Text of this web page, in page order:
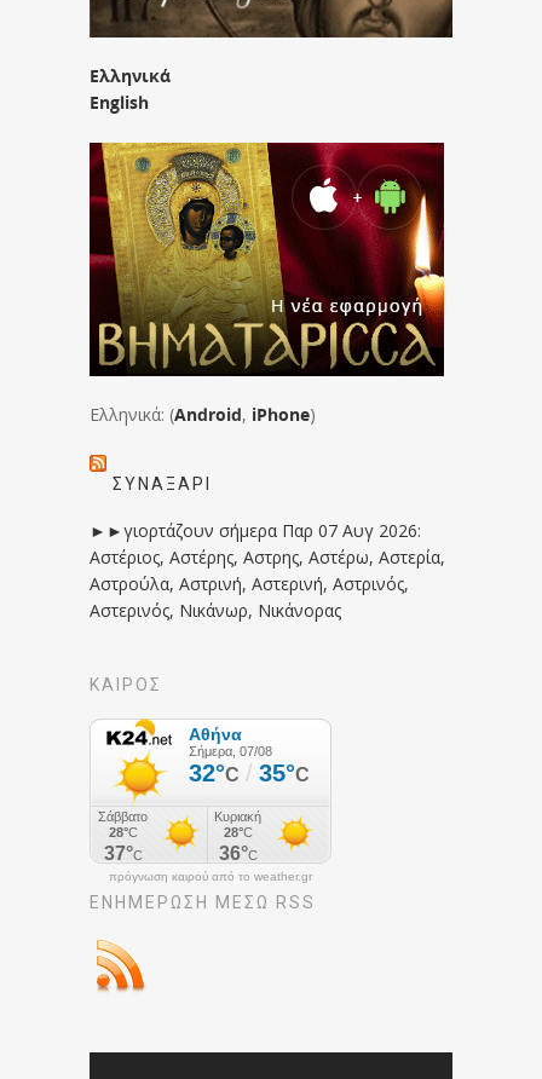
Ελληνικά
English
Ελληνικά: (Android, iPhone)
ΣΥΝΑΞΆΡΙ
►►γιορτάζουν σήμερα Παρ 07 Αυγ 2026:
Αστέριος, Αστέρης, Αστρης, Αστέρω, Αστερία,
Αστρούλα, Αστρινή, Αστερινή, Αστρινός,
Αστερινός, Νικάνωρ, Νικάνορας
ΚΑΙΡΟΣ
πρόγνωση καιρού από το weather.gr
ΕΝΗΜΈΡΩΣΉ ΜΕΣΩ RSS